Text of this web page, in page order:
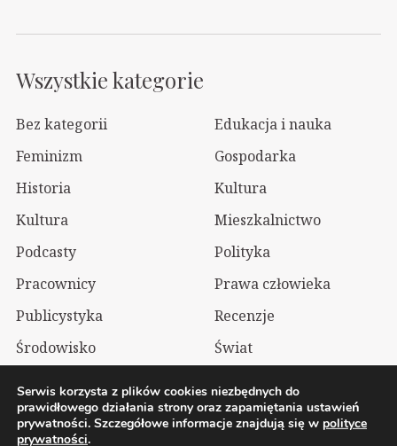
Wszystkie kategorie
Bez kategorii
Edukacja i nauka
Feminizm
Gospodarka
Historia
Kultura
Kultura
Mieszkalnictwo
Podcasty
Polityka
Pracownicy
Prawa człowieka
Publicystyka
Recenzje
Środowisko
Świat
2026 Wolnelewo. Xavier Woliński |Mastodon
Serwis korzysta z plików cookies niezbędnych do
prawidłowego działania strony oraz zapamiętania ustawień
prywatności. Szczegółowe informacje znajdują się w polityce
prywatności.